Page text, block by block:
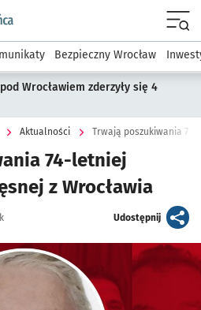
podserwis: Dla mieszkańca
Bezpieczny Wrocław
Wrocławiem zderzyły się 4
Aktualności Trwają poszukiwania 74-
74-letniej
z Wrocławia
Udostępnijartykuł